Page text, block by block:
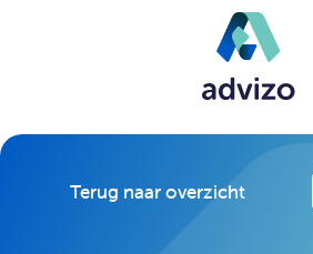
Terug naar overzicht